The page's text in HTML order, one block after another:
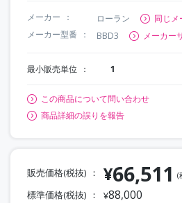
メーカー ローラン
同じメ
メーカー型番
BBD3 メーカー
最小販売単位 1
この商品について問い合わせ
商品詳細の誤りを報告
販売価格(税抜) ¥66,511 (
標準価格(税抜) ¥88,000